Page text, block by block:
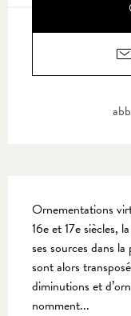
Ornementations
16e et 17e siècles,
ses sources dans
sont alors
diminutions et
nomment...